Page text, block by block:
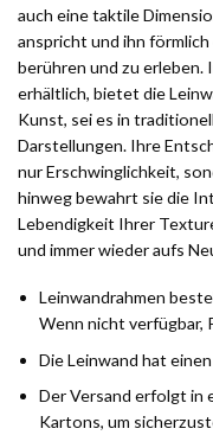
auch eine taktile
anspricht und ihn
berühren und zu erleben.
erhältlich, bietet die
Kunst, sei es in
Darstellungen. Ihre
nur Erschwinglichkeit,
hinweg bewahrt sie die
Lebendigkeit Ihrer
und immer wieder aufs
Leinwandrahmen
Wenn nicht verfügbar,
Die Leinwand hat
Der Versand erfolgt in
Kartons, um